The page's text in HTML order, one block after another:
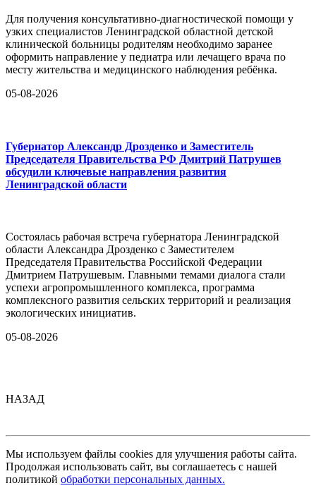
Для получения консультативно-диагностической помощи у
узких специалистов Ленинградской областной детской
клинической больницы родителям необходимо заранее
оформить направление у педиатра или лечащего врача по
месту жительства и медицинского наблюдения ребёнка.
05-08-2026
Губернатор Александр Дрозденко и Заместитель
Председателя Правительства РФ Дмитрий Патрушев
обсудили ключевые направления развития
Ленинградской области
Состоялась рабочая встреча губернатора Ленинградской
области Александра Дрозденко с Заместителем
Председателя Правительства Российской Федерации
Дмитрием Патрушевым. Главными темами диалога стали
успехи агропромышленного комплекса, программа
комплексного развития сельских территорий и реализация
экологических инициатив.
05-08-2026
НАЗАД
Мы используем файлы cookies для улучшения работы сайта.
Продолжая использовать сайт, вы соглашаетесь с нашей
политикой обработки персональных данных.